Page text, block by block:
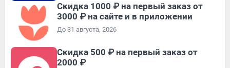
Скидка 1000 ₽ на первый заказ от
3000 ₽ на сайте и в приложении
До 31 августа, 2026
Скидка 500 ₽ на первый заказ от
2000 ₽